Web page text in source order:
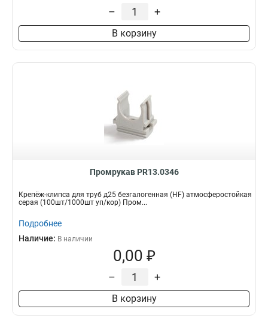
– +
В корзину
Промрукав PR13.0346
Крепёж-клипса для труб д25 безгалогенная (HF) атмосферостойкая
серая (100шт/1000шт уп/кор) Пром...
Подробнее
Наличие: В наличии
0,00 ₽
– +
В корзину